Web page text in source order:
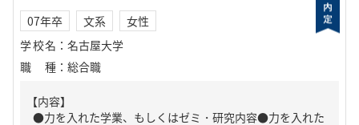
07年卒 文系
女性
学校名 ： 名古屋大学
職種 ： 総合職
【内容】
●力を入れた学業、もしくはゼミ・研究内容●力を入れた